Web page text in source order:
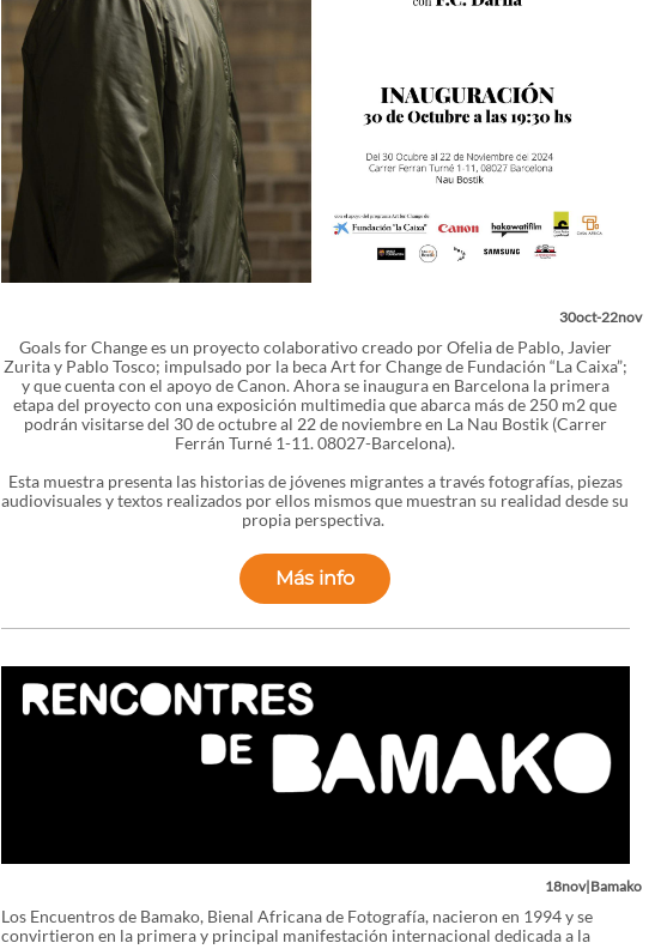
30oct-22nov
Goals for Change es un proyecto colaborativo creado por Ofelia de Pablo, Javier
Zurita y Pablo Tosco; impulsado por la beca Art for Change de Fundación “La Caixa”;
y que cuenta con el apoyo de Canon. Ahora se inaugura en Barcelona la primera
etapa del proyecto con una exposición multimedia que abarca más de 250 m2 que
podrán visitarse del 30 de octubre al 22 de noviembre en La Nau Bostik (Carrer
Ferrán Turné 1-11. 08027-Barcelona).
Esta muestra presenta las historias de jóvenes migrantes a través fotografías, piezas
audiovisuales y textos realizados por ellos mismos que muestran su realidad desde su
propia perspectiva.
Más info
18nov|Bamako
Los Encuentros de Bamako, Bienal Africana de Fotografía, nacieron en 1994 y se
convirtieron en la primera y principal manifestación internacional dedicada a la